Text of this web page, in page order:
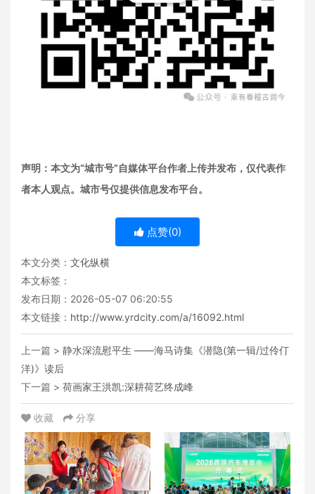
声明：本文为“城市号”自媒体平台作者上传并发布，仅代表作
者本人观点。城市号仅提供信息发布平台。
点赞(0)
本文分类： 文化纵横
本文标签：
发布日期：2026-05-07 06:20:55
本文链接： http://www.yrdcity.com/a/16092.html
上一篇 > 静水深流慰平生 ——海马诗集《潜隐(第一辑/过伶仃
洋)》读后
下一篇 > 荷画家王洪凯:深耕荷艺终成峰
收藏 分享